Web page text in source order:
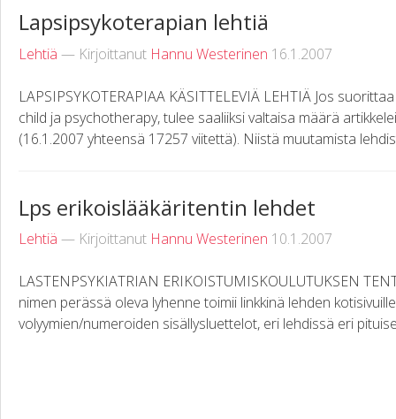
Lapsipsykoterapian lehtiä
Lehtiä — Kirjoittanut Hannu Westerinen 16.1.2007
LAPSIPSYKOTERAPIAA KÄSITTELEVIÄ LEHTIÄ Jos
child ja psychotherapy, tulee saaliiksi valtaisa määrä
(16.1.2007 yhteensä 17257 viitettä). Niistä muutamista
Lps erikoislääkäritentin lehdet
Lehtiä — Kirjoittanut Hannu Westerinen 10.1.2007
LASTENPSYKIATRIAN ERIKOISTUMISKOULUTUKSEN
nimen perässä oleva lyhenne toimii linkkinä lehden
volyymien/numeroiden sisällysluettelot, eri lehdissä eri